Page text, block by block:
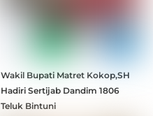
Wakil Bupati Matret Kokop,SH
Hadiri Sertijab Dandim 1806
Teluk Bintuni